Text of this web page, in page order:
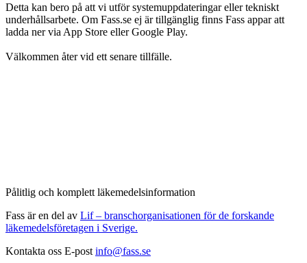
Detta kan bero på att vi utför systemuppdateringar eller tekniskt
underhållsarbete. Om Fass.se ej är tillgänglig finns Fass appar att
ladda ner via App Store eller Google Play.
Välkommen åter vid ett senare tillfälle.
Pålitlig och komplett läkemedelsinformation
Fass är en del av Lif – branschorganisationen för de forskande
läkemedelsföretagen i Sverige.
Kontakta oss E-post info@fass.se